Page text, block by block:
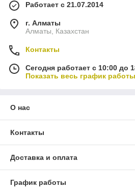
Работает с 21.07.2014
г. Алматы
Алматы, Казахстан
Контакты
Сегодня работает с 10:00 до
Показать весь график работы
О нас
Контакты
Доставка и оплата
График работы